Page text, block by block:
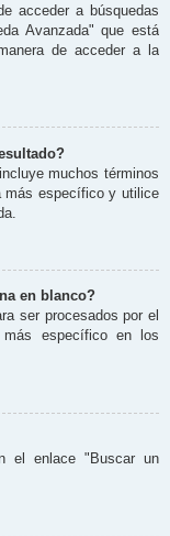
acceder a búsquedas
Avanzada" que está
de acceder a la
muchos términos
más específico y utilice
en blanco?
ser procesados por el
más específico en los
el enlace "Buscar un